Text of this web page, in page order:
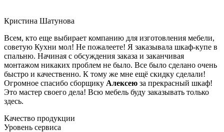
Кристина Шатунова
Всем, кто еще выбирает компанию для изготовления мебели,
советую Кухни мол! Не пожалеете! Я заказывала шкаф-купе в
спальню. Начиная с обсуждения заказа и заканчивая
монтажом никаких проблем не было. Все было сделано очень
быстро и качественно. К тому же мне ещё скидку сделали!
Огромное спасибо сборщику Алексею за прекрасный шкаф!
Это мастер своего дела! Всю мебель буду заказывать только
здесь.
Качество продукции
Уровень сервиса